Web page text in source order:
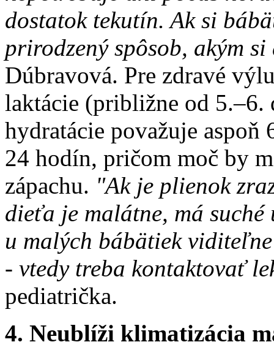
dostatok tekutín. Ak si
prirodzený spôsob, akým
Dúbravová. Pre zdravé
laktácie (približne od 5.–6.
hydratácie považuje aspoň
24 hodín, pričom moč by
zápachu. "Ak je plienok
dieťa je malátne, má
u malých bábätiek
- vtedy treba kontaktovať
pediatrička.
4. Neublíži klimatizácia